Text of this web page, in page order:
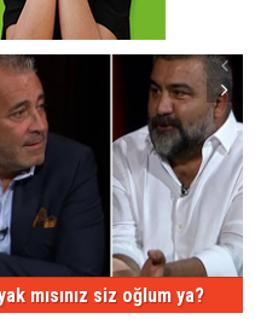
mısınız siz oğlum ya?